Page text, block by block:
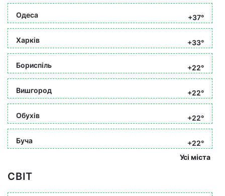
Одеса +37°
Харків +33°
Бориспіль +22°
Вишгород +22°
Обухів +22°
Буча
+22°
Усі міста
СВІТ